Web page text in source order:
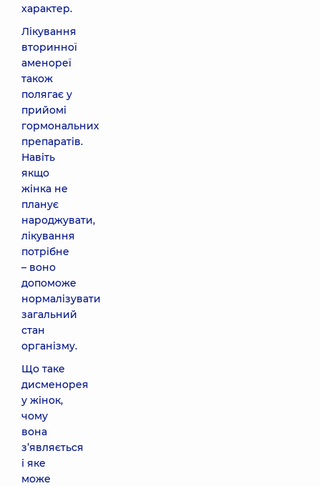
характер.
Лікування
вторинної
аменореї
також
полягає у
прийомі
гормональних
препаратів.
Навіть
якщо
жінка не
планує
народжувати,
лікування
потрібне
– воно
допоможе
нормалізувати
загальний
стан
організму.
Що таке
дисменорея
у жінок,
чому
вона
з’являється
і яке
може